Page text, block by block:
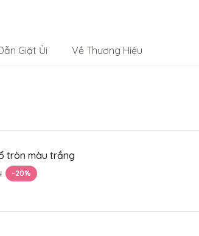
Giặt Ủi Về Thương Hiệu
tròn màu trắng
-20%